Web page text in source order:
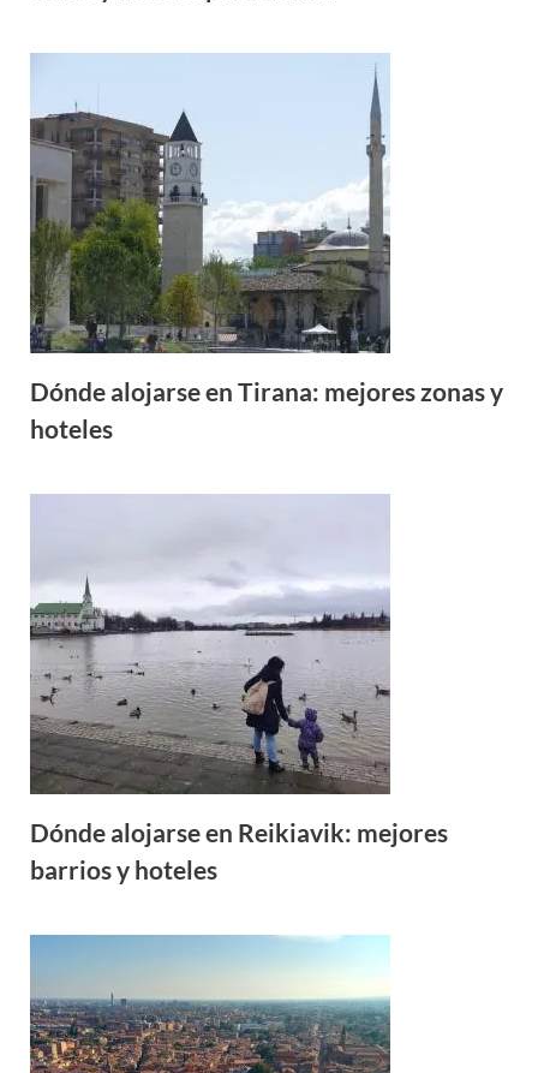
Dónde alojarse en Tirana: mejores zonas y
hoteles
Dónde alojarse en Reikiavik: mejores
barrios y hoteles